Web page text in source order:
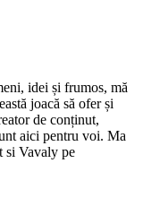
idei și frumos, mă
joacă să ofer și
de conținut,
aici pentru voi. Ma
si Vavaly pe